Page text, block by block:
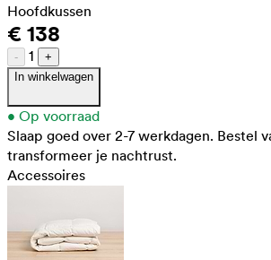
Hoofdkussen
€ 138
- 1
+
In winkelwagen
• Op voorraad
Slaap goed over 2-7 werkdagen. Bestel
transformeer je nachtrust.
Accessoires